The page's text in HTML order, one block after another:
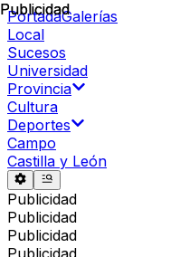
PortadaGalerías
Local
Sucesos
Universidad
Provincia
Cultura
Deportes
Campo
Castilla y León
Publicidad
Publicidad
Publicidad
Publicidad
Publicidad